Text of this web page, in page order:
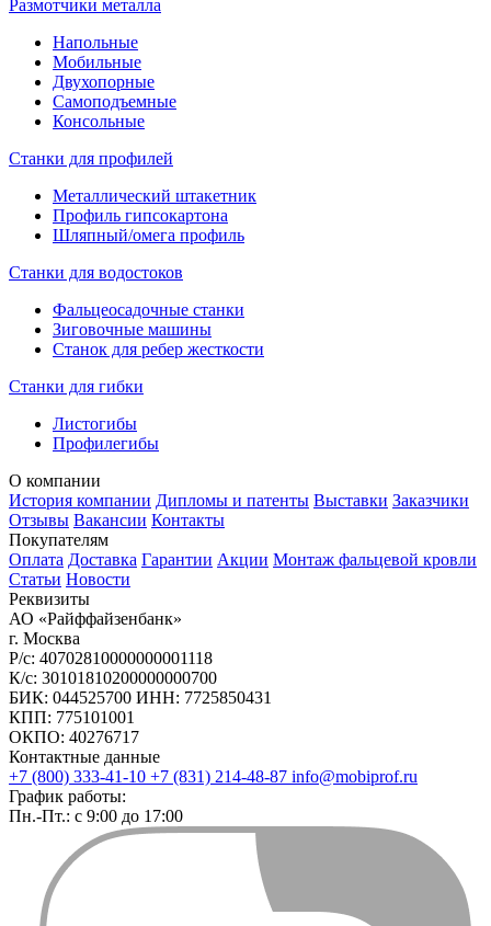
Размотчики металла
Напольные
Мобильные
Двухопорные
Самоподъемные
Консольные
Станки для профилей
Металлический штакетник
Профиль гипсокартона
Шляпный/омега профиль
Станки для водостоков
Фальцеосадочные станки
Зиговочные машины
Станок для ребер жесткости
Станки для гибки
Листогибы
Профилегибы
О компании
История компании Дипломы и патенты Выставки Заказчики
Отзывы Вакансии Контакты
Покупателям
Оплата Доставка Гарантии Акции Монтаж фальцевой кровли
Статьи Новости
Реквизиты
АО «Райффайзенбанк»
г. Москва
Р/с: 40702810000000001118
К/с: 30101810200000000700
БИК: 044525700 ИНН: 7725850431
КПП: 775101001
ОКПО: 40276717
Контактные данные
+7 (800) 333-41-10 +7 (831) 214-48-87 info@mobiprof.ru
График работы:
Пн.-Пт.: с 9:00 до 17:00